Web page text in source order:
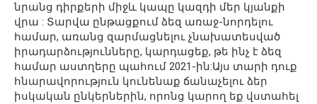
նրանց դիրքերի միջև կապը կազդի մեր կյանքի
վրա : Տարվա ընթացքում ձեզ առաջ-նորդելու
համար, առանց զարմացնելու չնախատեսված
իրադարձությունները, կարդացեք, թե ինչ է ձեզ
համար աստղերը պահում 2021-ին:Այս տարի դուք
հնարավորություն կունենաք ճանաչելու ձեր
իսկական ընկերներին, որոնց կարող եք վստահել